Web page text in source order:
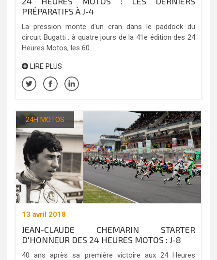
PRÉPARATIFS À J-4
La pression monte d'un cran dans le paddock du
circuit Bugatti : à quatre jours de la 41e édition des 24
Heures Motos, les 60...
LIRE PLUS
24H MOTOS
13 avril 2018
JEAN-CLAUDE CHEMARIN STARTER
D'HONNEUR DES 24 HEURES MOTOS : J-8
40 ans après sa première victoire aux 24 Heures